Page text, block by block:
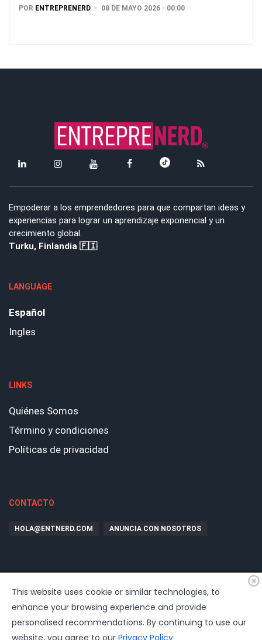
POR ENTREPRENERD 08 DE MAYO 2026 - 00:00
Empoderar a los emprendedores para que compartan ideas y
experiencias para lograr un aprendizaje exponencial y un
crecimiento global.
Turku, Finlandia 🇫🇮
LANGUAGE
Español
Ingles
LINKS
Quiénes Somos
Término y condiciones
Políticas de privacidad
CONTACTO
HOLA@ENTNERD.COM ANUNCIA CON NOSOTROS
This website uses cookie or similar technologies, to
enhance your browsing experience and provide
personalised recommendations. By continuing to use our
website, you agree to our Privacy Policy